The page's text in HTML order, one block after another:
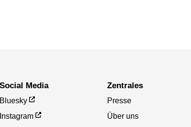
Social Media
Bluesky
Instagram
Zentrales
Presse
Über uns